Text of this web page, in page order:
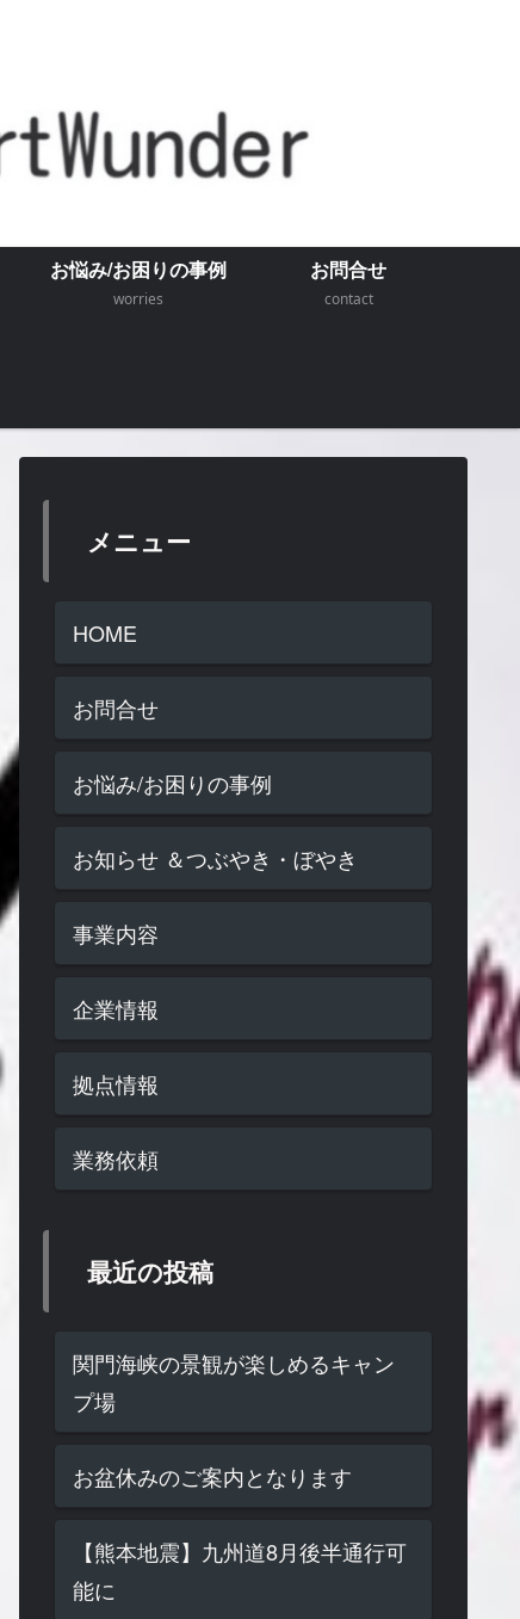
お悩み/お困りの事例
worries
お問合せ
contact
メニュー
HOME
お問合せ
お悩み/お困りの事例
お知らせ ＆つぶやき・ぼやき
事業内容
企業情報
拠点情報
業務依頼
最近の投稿
関門海峡の景観が楽しめるキャン
プ場
お盆休みのご案内となります
【熊本地震】九州道8月後半通行可
能に